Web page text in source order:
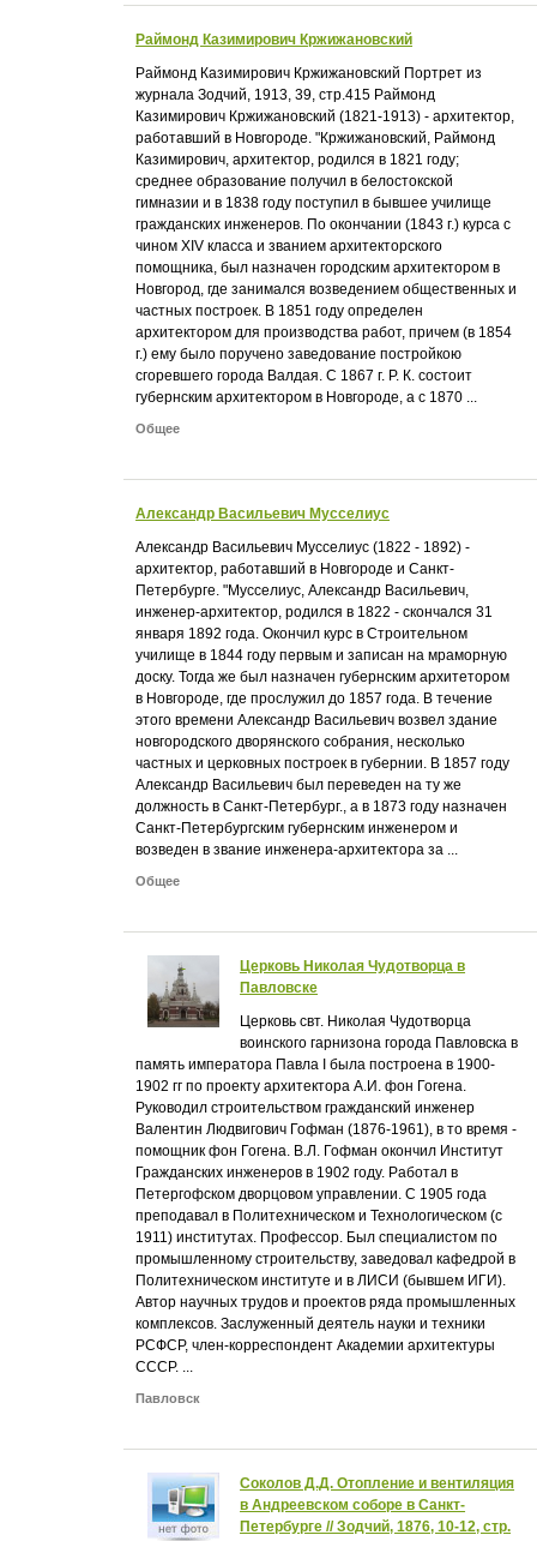
Раймонд Казимирович Кржижановский
Раймонд Казимирович Кржижановский Портрет из
журнала Зодчий, 1913, 39, стр.415 Раймонд
Казимирович Кржижановский (1821-1913) - архитектор,
работавший в Новгороде. "Кржижановский, Раймонд
Казимирович, архитектор, родился в 1821 году;
среднее образование получил в белостокской
гимназии и в 1838 году поступил в бывшее училище
гражданских инженеров. По окончании (1843 г.) курса с
чином XIV класса и званием архитекторского
помощника, был назначен городским архитектором в
Новгород, где занимался возведением общественных и
частных построек. В 1851 году определен
архитектором для производства работ, причем (в 1854
г.) ему было поручено заведование постройкою
сгоревшего города Валдая. С 1867 г. Р. К. состоит
губернским архитектором в Новгороде, а с 1870 ...
Общее
Александр Васильевич Мусселиус
Александр Васильевич Мусселиус (1822 - 1892) -
архитектор, работавший в Новгороде и Санкт-
Петербурге. "Мусселиус, Александр Васильевич,
инженер-архитектор, родился в 1822 - скончался 31
января 1892 года. Окончил курс в Строительном
училище в 1844 году первым и записан на мраморную
доску. Тогда же был назначен губернским архитетором
в Новгороде, где прослужил до 1857 года. В течение
этого времени Александр Васильевич возвел здание
новгородского дворянского собрания, несколько
частных и церковных построек в губернии. В 1857 году
Александр Васильевич был переведен на ту же
должность в Санкт-Петербург., а в 1873 году назначен
Санкт-Петербургским губернским инженером и
возведен в звание инженера-архитектора за ...
Общее
Церковь Николая Чудотворца в
Павловске
Церковь свт. Николая Чудотворца
воинского гарнизона города Павловска в
память императора Павла I была построена в 1900-
1902 гг по проекту архитектора А.И. фон Гогена.
Руководил строительством гражданский инженер
Валентин Людвигович Гофман (1876-1961), в то время -
помощник фон Гогена. В.Л. Гофман окончил Институт
Гражданских инженеров в 1902 году. Работал в
Петергофском дворцовом управлении. С 1905 года
преподавал в Политехническом и Технологическом (с
1911) институтах. Профессор. Был специалистом по
промышленному строительству, заведовал кафедрой в
Политехническом институте и в ЛИСИ (бывшем ИГИ).
Автор научных трудов и проектов ряда промышленных
комплексов. Заслуженный деятель науки и техники
РСФСР, член-корреспондент Академии архитектуры
СССР. ...
Павловск
Соколов Д.Д. Отопление и вентиляция
в Андреевском соборе в Санкт-
Петербурге // Зодчий, 1876, 10-12, стр.